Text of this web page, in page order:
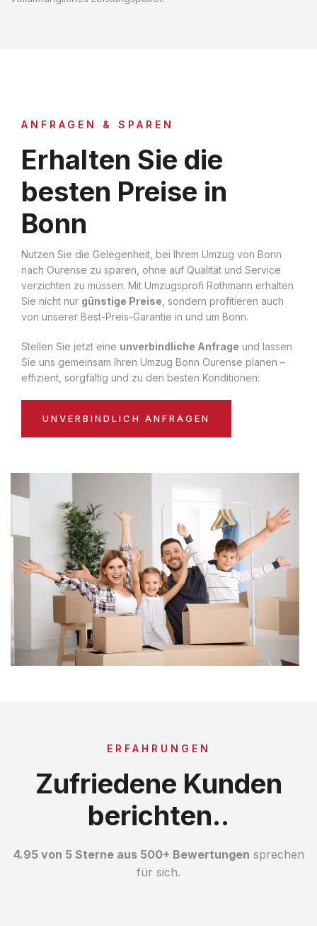
ANFRAGEN & SPAREN
Erhalten Sie die
besten Preise in
Bonn
Nutzen Sie die Gelegenheit, bei Ihrem Umzug von Bonn
nach Ourense zu sparen, ohne auf Qualität und Service
verzichten zu müssen. Mit Umzugsprofi Rothmann erhalten
Sie nicht nur günstige Preise , sondern profitieren auch
von unserer Best-Preis-Garantie in und um Bonn.
Stellen Sie jetzt eine unverbindliche Anfrage und lassen
Sie uns gemeinsam Ihren Umzug Bonn Ourense planen –
effizient, sorgfältig und zu den besten Konditionen:
UNVERBINDLICH ANFRAGEN
ERFAHRUNGEN
Zufriedene Kunden
berichten..
4.95 von 5 Sterne aus 500+ Bewertungen sprechen
für sich.